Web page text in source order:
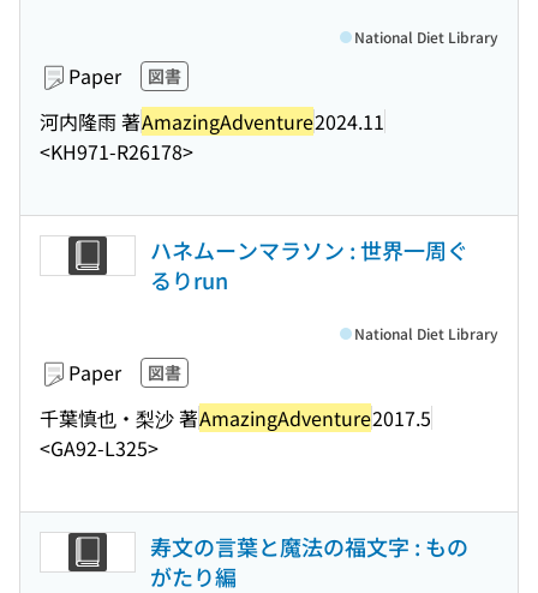
Paper 図書
河内隆雨 著AmazingAdventure2024.11
<KH971-R26178>
National Diet Library
ハネムーンマラソン : 世界一周ぐ
るりrun
Paper 図書
千葉慎也・梨沙 著AmazingAdventure2017.5
<GA92-L325>
National Diet Library
寿文の言葉と魔法の福文字 : もの
がたり編